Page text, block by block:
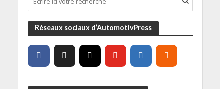
Réseaux sociaux d’AutomotivPress